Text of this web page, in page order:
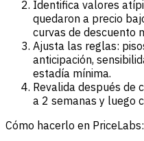
Identifica valores
quedaron a precio
curvas de descuento
Ajusta las reglas:
anticipación,
estadía mínima.
Revalida después de
a 2 semanas y luego
Cómo hacerlo en PriceLabs: